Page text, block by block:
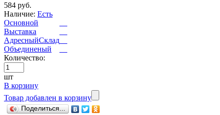
584 руб.
Наличие: Есть
Основной
Выставка
АдресныйСклад
Объединеный
Количество:
шт
В корзину
Товар добавлен в корзину
Поделиться...